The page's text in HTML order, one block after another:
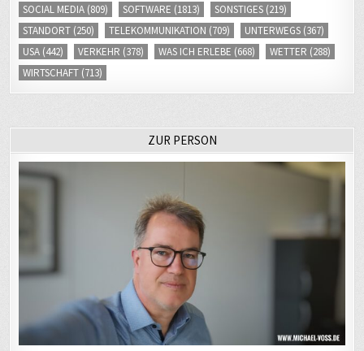
STANDORT(250) TELEKOMMUNIKATION (709) UNTERWEGS
USA(442) VERKEHR(378) WAS ICH ERLEBE (668) WETTER(288)
WIRTSCHAFT(713)
Ich bin Journalist. Für ein öffentlich-rechtliches